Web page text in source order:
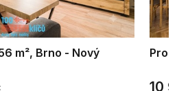
m², Brno - Nový
10